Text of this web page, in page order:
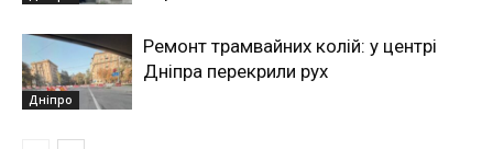
Дніпро
Ремонт трамвайних колій: у центрі
Дніпра перекрили рух